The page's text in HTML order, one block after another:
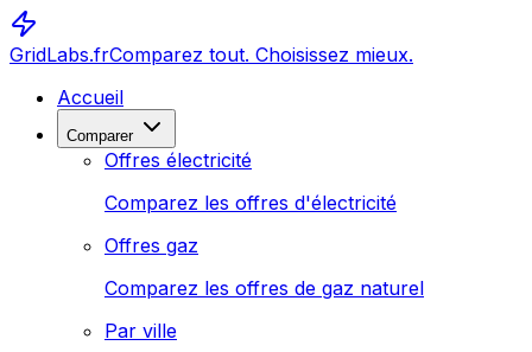
GridLabs.frComparez tout. Choisissez mieux.
Accueil
Comparer
Offres électricité
Comparez les offres d'électricité
Offres gaz
Comparez les offres de gaz naturel
Par ville